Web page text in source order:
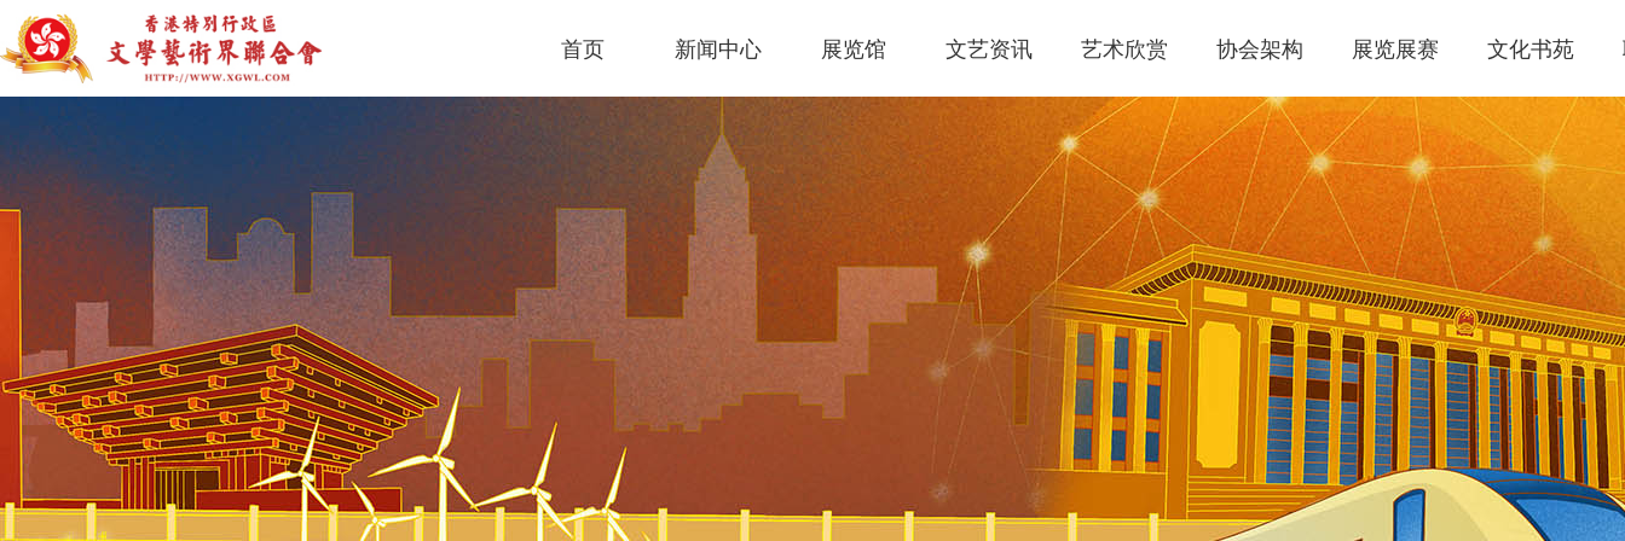
首页 新闻中心 展览馆 文艺资讯 艺术欣赏 协会架构 展览展赛 文化书苑